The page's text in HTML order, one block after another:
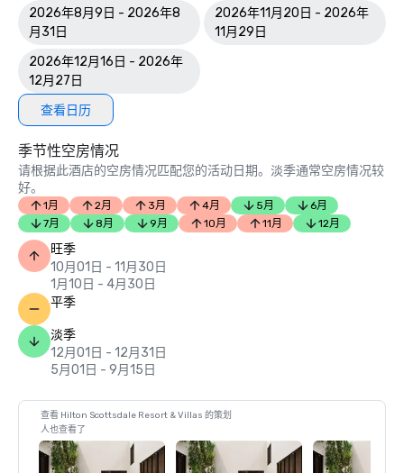
2026年8月9日 - 2026年8
月31日
2026年11月20日 - 2026年
11月29日
2026年12月16日 - 2026年
12月27日
查看日历
季节性空房情况
请根据此酒店的空房情况匹配您的活动日期。淡季通常空房情况较
好。
1月 2月 3月 4月 5月
6月
7月
8月 9月 10月 11月 12月
旺季
10月01日 - 11月30日
1月10日 - 4月30日
平季
淡季
12月01日 - 12月31日
5月01日 - 9月15日
查看 Hilton Scottsdale Resort & Villas 的策划
人也查看了